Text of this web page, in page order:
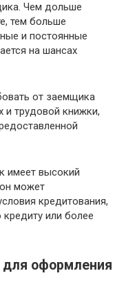
Чем дольше
тем больше
и постоянные
на шансах
от заемщика
и трудовой книжки,
имеет высокий
может
кредитования,
или более
оформления